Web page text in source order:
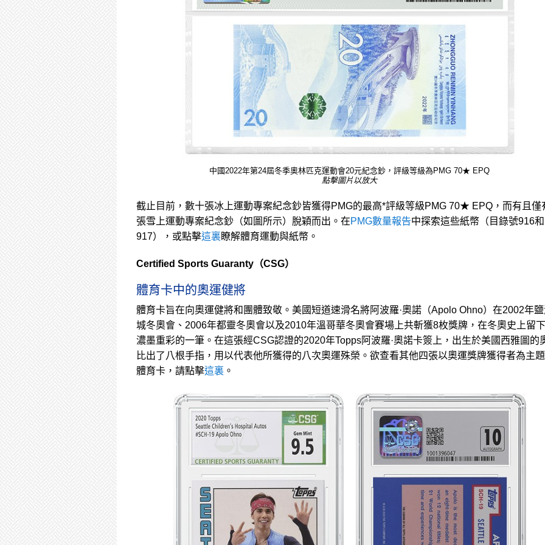
中國2022年第24屆冬季奧林匹克運動會20元紀念鈔，評級等級為PMG 70★ EPQ
點擊圖片以放大
截止目前，數十張冰上運動專案紀念鈔皆獲得PMG的最高*評級等級PMG 70★ EPQ，而有且僅
張雪上運動專案紀念鈔（如圖所示）脫穎而出。在PMG數量報告中探索這些紙幣（目錄號916和
917），或點擊這裏瞭解體育運動與紙幣。
Certified Sports Guaranty（CSG）
體育卡中的奧運健將
體育卡旨在向奧運健將和團體致敬。美國短道速滑名將阿波羅·奧諾（Apolo Ohno）在2002年
城冬奧會、2006年都靈冬奧會以及2010年溫哥華冬奧會賽場上共斬獲8枚獎牌，在冬奧史上留
濃墨重彩的一筆。在這張經CSG認證的2020年Topps阿波羅·奧諾卡簽上，出生於美國西雅圖的
比出了八根手指，用以代表他所獲得的八次奧運殊榮。欲查看其他四張以奧運獎牌獲得者為主
體育卡，請點擊這裏 。